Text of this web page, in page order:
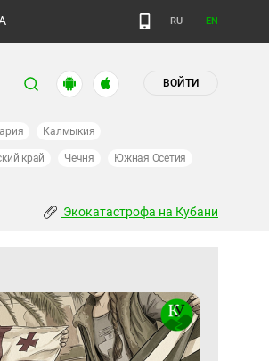
RU EN
ВОЙТИ
Калмыкия
край Чечня Южная Осетия
Экокатастрофа на Кубани